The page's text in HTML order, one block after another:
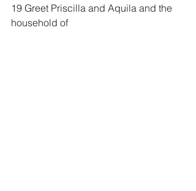
19 Greet Priscilla and Aquila and the
household of